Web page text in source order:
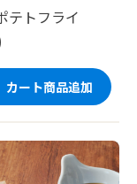
テトフライ
カート商品追加